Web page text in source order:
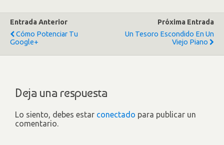
Entrada Anterior
Cómo Potenciar Tu
Google+
Próxima Entrada
Un Tesoro Escondido En Un
Viejo Piano
Deja una respuesta
Lo siento, debes estar conectado para publicar un
comentario.